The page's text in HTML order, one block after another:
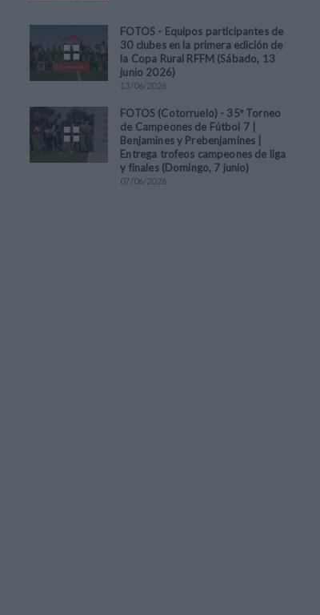
FOTOS - Equipos participantes de
30 clubes en la primera edición de
la Copa Rural RFFM (Sábado, 13
junio 2026)
13/06/2026
FOTOS (Cotorruelo) - 35º Torneo
de Campeones de Fútbol 7 |
Benjamines y Prebenjamines |
Entrega trofeos campeones de liga
y finales (Domingo, 7 junio)
07/06/2026